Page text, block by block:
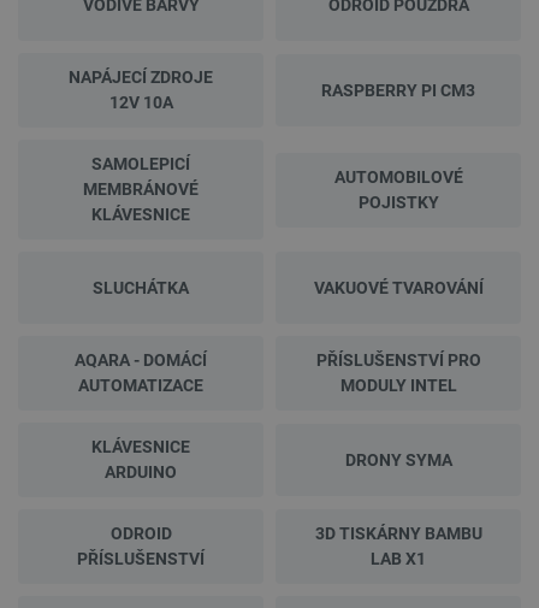
VODIVÉ BARVY ODROID POUZDRA
NAPÁJECÍ ZDROJE
12V 10A
RASPBERRY PI CM3
SAMOLEPICÍ
MEMBRÁNOVÉ
KLÁVESNICE
AUTOMOBILOVÉ
POJISTKY
SLUCHÁTKA VAKUOVÉ TVAROVÁNÍ
AQARA - DOMÁCÍ
AUTOMATIZACE
PŘÍSLUŠENSTVÍ PRO
MODULY INTEL
KLÁVESNICE
ARDUINO
DRONY SYMA
ODROID
PŘÍSLUŠENSTVÍ
3D TISKÁRNY BAMBU
LAB X1